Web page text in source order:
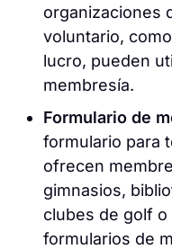
organizaciones
voluntario,
lucro, pueden
membresía.
Formulario de
formulario para
ofrecen
gimnasios,
clubes de golf o
formularios de